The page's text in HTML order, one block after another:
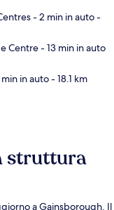
- 2 min in auto-
Centre- 13 min in auto
min in auto- 18.1 km
struttura
a Gainsborough. Il